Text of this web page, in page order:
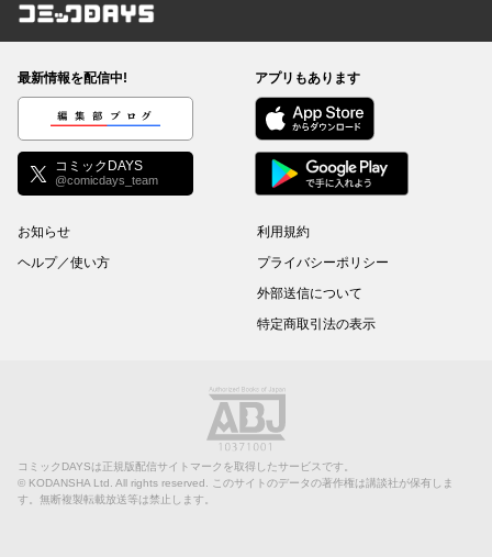
コミックDAYS
最新情報を配信中!
編集部ブログ
コミックDAYS
@comicdays_team
アプリもあります
お知らせ
ヘルプ／使い方
利用規約
プライバシーポリシー
外部送信について
特定商取引法の表示
コミックDAYSは正規版配信サイトマークを取得したサービスです。
© KODANSHA Ltd. All rights reserved. このサイトのデータの著作権は講談社が保有しま
す。無断複製転載放送等は禁止します。